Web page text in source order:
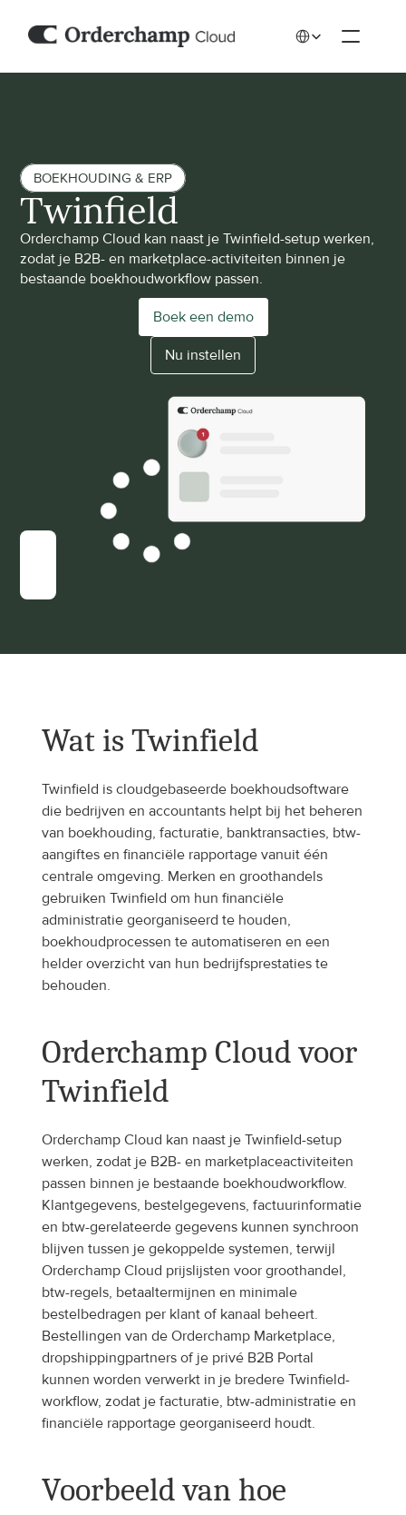
BOEKHOUDING & ERP
Twinfield
Orderchamp Cloud kan naast je Twinfield-setup werken,
zodat je B2B- en marketplace-activiteiten binnen je
bestaande boekhoudworkflow passen.
Boek een demo
Nu instellen
Wat is Twinfield
Twinfield is cloudgebaseerde boekhoudsoftware
die bedrijven en accountants helpt bij het beheren
van boekhouding, facturatie, banktransacties, btw-
aangiftes en financiële rapportage vanuit één
centrale omgeving. Merken en groothandels
gebruiken Twinfield om hun financiële
administratie georganiseerd te houden,
boekhoudprocessen te automatiseren en een
helder overzicht van hun bedrijfsprestaties te
behouden.
Orderchamp Cloud voor
Twinfield
Orderchamp Cloud kan naast je Twinfield-setup
werken, zodat je B2B- en marketplaceactiviteiten
passen binnen je bestaande boekhoudworkflow.
Klantgegevens, bestelgegevens, factuurinformatie
en btw-gerelateerde gegevens kunnen synchroon
blijven tussen je gekoppelde systemen, terwijl
Orderchamp Cloud prijslijsten voor groothandel,
btw-regels, betaaltermijnen en minimale
bestelbedragen per klant of kanaal beheert.
Bestellingen van de Orderchamp Marketplace,
dropshippingpartners of je privé B2B Portal
kunnen worden verwerkt in je bredere Twinfield-
workflow, zodat je facturatie, btw-administratie en
financiële rapportage georganiseerd houdt.
Voorbeeld van hoe